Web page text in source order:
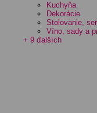
Kuchyňa
Dekorácie
Stolovanie,
Víno, sady a
+ 9 ďalších